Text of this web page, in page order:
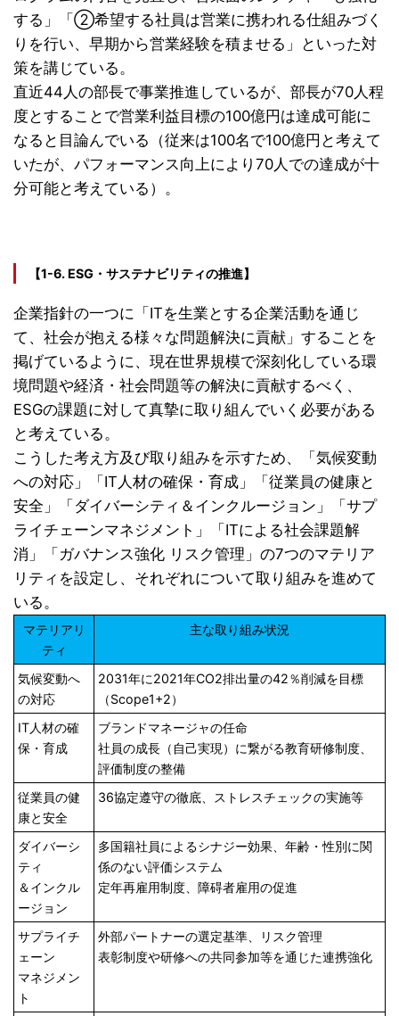
する」「②希望する社員は営業に携われる仕組みづく
りを行い、早期から営業経験を積ませる」といった対
策を講じている。
直近44人の部長で事業推進しているが、部長が70人程
度とすることで営業利益目標の100億円は達成可能に
なると目論んでいる（従来は100名で100億円と考えて
いたが、パフォーマンス向上により70人での達成が十
分可能と考えている）。
【1-6. ESG・サステナビリティの推進】
企業指針の一つに「ITを生業とする企業活動を通じ
て、社会が抱える様々な問題解決に貢献」することを
掲げているように、現在世界規模で深刻化している環
境問題や経済・社会問題等の解決に貢献するべく、
ESGの課題に対して真摯に取り組んでいく必要がある
と考えている。
こうした考え方及び取り組みを示すため、「気候変動
への対応」「IT人材の確保・育成」「従業員の健康と
安全」「ダイバーシティ＆インクルージョン」「サプ
ライチェーンマネジメント」「ITによる社会課題解
消」「ガバナンス強化 リスク管理」の7つのマテリア
リティを設定し、それぞれについて取り組みを進めて
いる。
マテリアリ
ティ
主な取り組み状況
気候変動へ
の対応
2031年に2021年CO2排出量の42％削減を目標
（Scope1+2）
IT人材の確
保・育成
ブランドマネージャの任命
社員の成長（自己実現）に繋がる教育研修制度、
評価制度の整備
従業員の健
康と安全
36協定遵守の徹底、ストレスチェックの実施等
ダイバーシ
ティ
＆インクル
ージョン
多国籍社員によるシナジー効果、年齢・性別に関
係のない評価システム
定年再雇用制度、障碍者雇用の促進
サプライチ
ェーン
マネジメン
ト
外部パートナーの選定基準、リスク管理
表彰制度や研修への共同参加等を通じた連携強化